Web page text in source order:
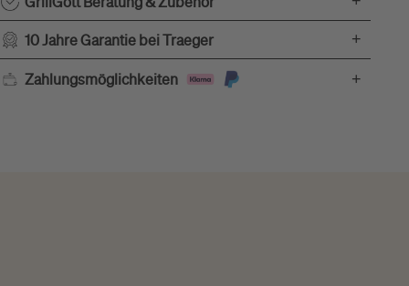
10 Jahre Garantie bei Traeger +
Zahlungsmöglichkeiten +